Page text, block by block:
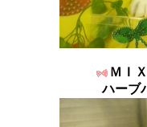
ＭＩ
ハーブ